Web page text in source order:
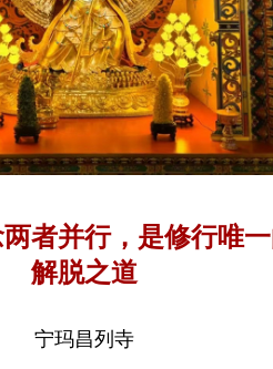
者并行，是修行唯
解脱之道
宁玛昌列寺